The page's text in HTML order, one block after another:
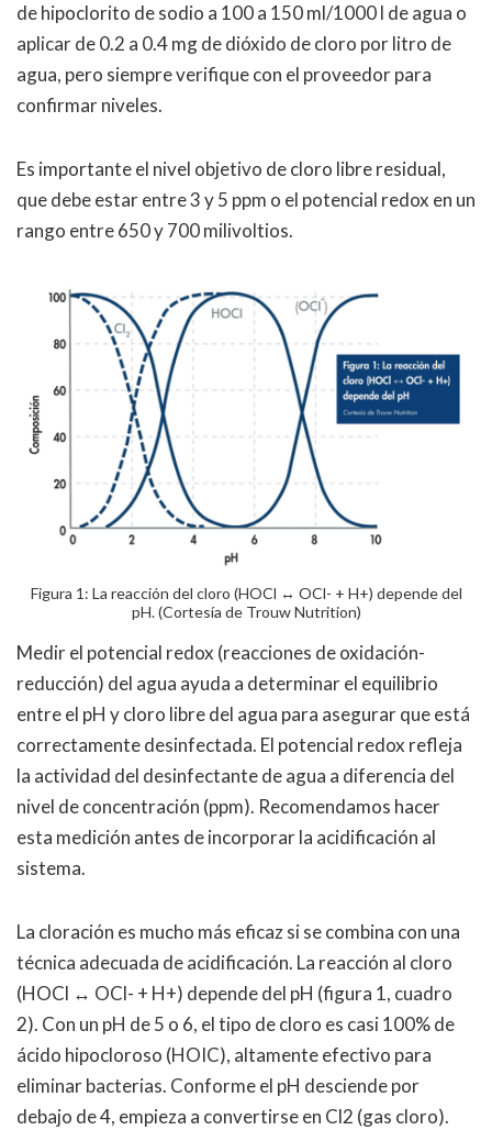
de hipoclorito de sodio a 100 a 150 ml/1000 l de agua o
aplicar de 0.2 a 0.4 mg de dióxido de cloro por litro de
agua, pero siempre verifique con el proveedor para
confirmar niveles.
Es importante el nivel objetivo de cloro libre residual,
que debe estar entre 3 y 5 ppm o el potencial redox en un
rango entre 650 y 700 milivoltios.
Figura 1: La reacción del cloro (HOCl ↔ OCl- + H+) depende del
pH. (Cortesía de Trouw Nutrition)
Medir el potencial redox (reacciones de oxidación-
reducción) del agua ayuda a determinar el equilibrio
entre el pH y cloro libre del agua para asegurar que está
correctamente desinfectada. El potencial redox refleja
la actividad del desinfectante de agua a diferencia del
nivel de concentración (ppm). Recomendamos hacer
esta medición antes de incorporar la acidificación al
sistema.
La cloración es mucho más eficaz si se combina con una
técnica adecuada de acidificación. La reacción al cloro
(HOCl ↔ OCl- + H+) depende del pH (figura 1, cuadro
2). Con un pH de 5 o 6, el tipo de cloro es casi 100% de
ácido hipocloroso (HOIC), altamente efectivo para
eliminar bacterias. Conforme el pH desciende por
debajo de 4, empieza a convertirse en Cl2 (gas cloro).